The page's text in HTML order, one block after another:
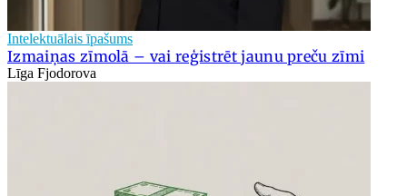
Intelektuālais īpašums
Izmaiņas zīmolā – vai reģistrēt jaunu preču zīmi
Līga Fjodorova